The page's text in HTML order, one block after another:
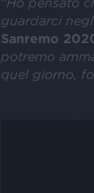
guardarci
Sanremo
potremo
quel giorno,